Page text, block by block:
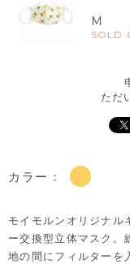
M
SOLD
ただ
カラー：
モイモルンオリジナル
ー交換型立体マスク。
地の間にフィルターを